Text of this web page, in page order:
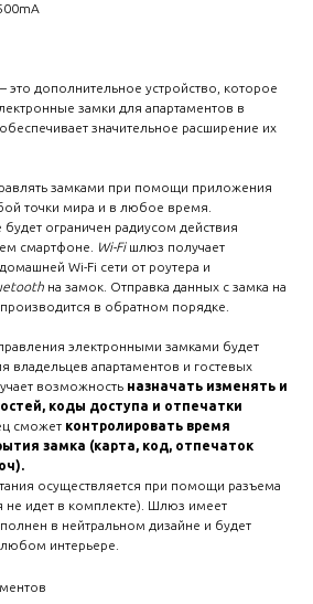
– это дополнительное устройство, которое
замки для апартаментов в
значительное расширение их
замками при помощи приложения
точки мира и в любое время.
ограничен радиусом действия
смартфоне. Wi-Fi шлюз получает
Wi-Fi сети от роутера и
на замок. Отправка данных с замка на
в обратном порядке.
электронными замками будет
владельцев апартаментов и гостевых
возможность назначать изменять и
коды доступа и отпечатки
сможет контролировать время
замка (карта, код, отпечаток
осуществляется при помощи разъема
не идет в комплекте). Шлюз имеет
в нейтральном дизайне и будет
интерьере.